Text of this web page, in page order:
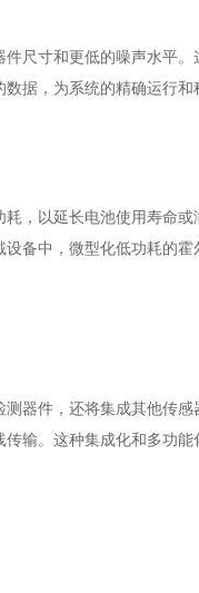
尺寸和更低的噪声水平
据，为系统的精确运行和
，以延长电池使用寿命
备中，微型化低功耗的
器件，还将集成其他传
输。这种集成化和多功